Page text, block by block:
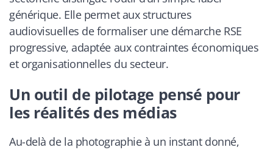
générique. Elle permet aux structures
audiovisuelles de formaliser une démarche RSE
progressive, adaptée aux contraintes économiques
et organisationnelles du secteur.
Un outil de pilotage pensé pour
les réalités des médias
Au-delà de la photographie à un instant donné,